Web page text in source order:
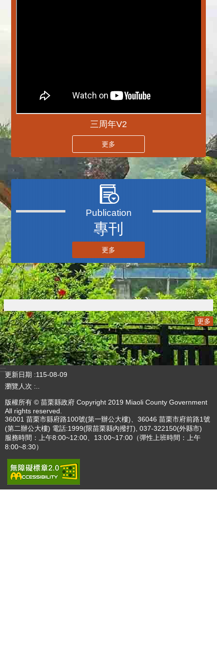
三周年V2
更多
專刊
更多
更多
:::
更新日期
115-08-09
瀏覽人次
版權所有 © 苗栗縣政府 Copyright 2019 Miaoli County Government
All rights reserved.
36001 苗栗市縣府路100號(第一辦公大樓)、36046 苗栗市府前路1號
(第二辦公大樓) 電話:1999(限苗栗縣內撥打), 037-322150(外縣市)
服務時間：上午8:00~12:00、13:00~17:00（彈性上班時間：上午
8:00~8:30）